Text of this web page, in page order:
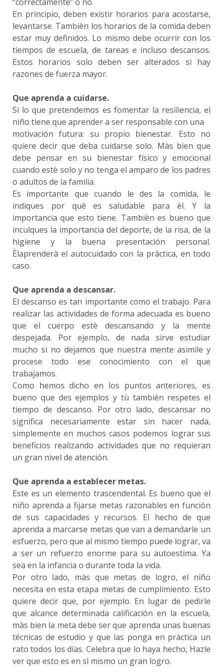
En principio, deben existir horarios para acostarse,
levantarse. Tambièn los horarios de la comida deben
estar muy definidos. Lo mismo debe ocurrir con los
tiempos de escuela, de tareas e incluso descansos.
Estos horarios solo deben ser alterados si hay
razones de fuerza mayor.
Que aprenda a cuidarse.
Si lo que pretendemos es fomentar la resiliencia, el
niño tiene que aprender a ser responsable con una
motivación futura: su propio bienestar. Esto no
quiere decir que deba cuidarse solo. Màs bien que
debe pensar en su bienestar físico y emocional
cuando estè solo y no tenga el amparo de los padres
o adultos de la familia.
Es importante que cuando le des la comida, le
indiques por què es saludable para èl. Y la
importancia que esto tiene. Tambièn es bueno que
inculques la importancia del deporte, de la risa, de la
higiene y la buena presentación personal.
Èlaprenderà el autocuidado con la pràctica, en todo
caso.
Que aprenda a descansar.
El descanso es tan importante como el trabajo. Para
realizar las actividades de forma adecuada es bueno
que el cuerpo estè descansando y la mente
despejada. Por ejemplo, de nada sirve estudiar
mucho si no dejamos que nuestra mente asimile y
procese todo ese conocimiento con el que
trabajamos.
Como hemos dicho en los puntos anteriores, es
bueno que des ejemplos y tù también respetes el
tiempo de descanso. Por otro lado, descansar no
significa necesariamente estar sin hacer nada,
simplemente en muchos casos podemos lograr sus
beneficios realizando actividades que no requieran
un gran nivel de atención.
Que aprenda a establecer metas.
Este es un elemento trascendental. Es bueno que el
niño aprenda a fijarse metas razonables en función
de sus capacidades y recursos. El hecho de que
aprenda a marcarse metas que van a demandarle un
esfuerzo, pero que al mismo tiempo puede lograr, va
a ser un refuerzo enorme para su autoestima. Ya
sea en la infancia o durante toda la vida.
Por otro lado, màs que metas de logro, el niño
necesita en esta etapa metas de cumplimiento. Esto
quiere decir que, por ejemplo. En lugar de pedirle
que alcance determinada calificación en la escuela,
màs bien la meta debe ser que aprenda unas buenas
técnicas de estudio y que las ponga en pràctica un
rato todos los días. Celebra que lo haya hecho, Hazle
ver que esto es en sì mismo un gran logro.